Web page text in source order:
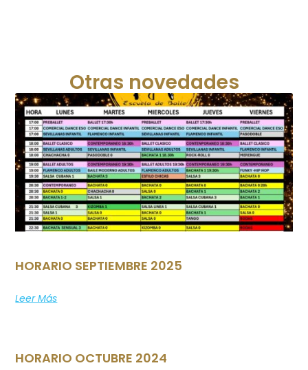
Otras novedades
HORARIO SEPTIEMBRE 2025
Leer Más
HORARIO OCTUBRE 2024